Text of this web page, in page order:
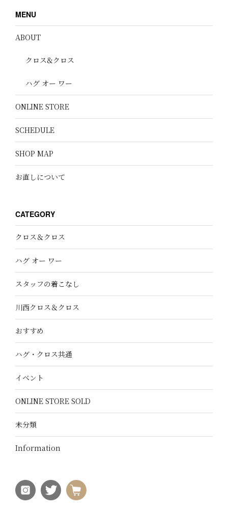
MENU
ABOUT
クロス&クロス
ハグ オー ワー
ONLINE STORE
SCHEDULE
SHOP MAP
お直しについて
CATEGORY
クロス＆クロス
ハグ オー ワー
スタッフの着こなし
川西クロス＆クロス
おすすめ
ハグ・クロス共通
イベント
ONLINE STORE SOLD
未分類
Information